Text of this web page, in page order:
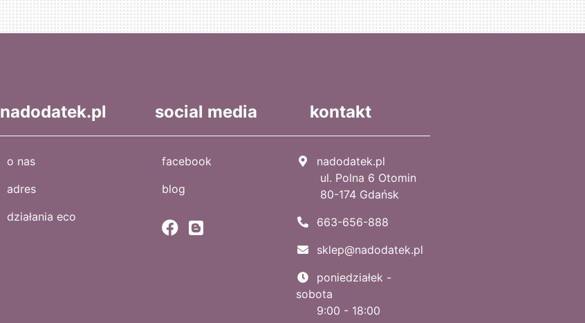
nadodatek.pl
o nas
adres
działania eco
social media
facebook
blog
kontakt
nadodatek.pl
ul. Polna 6 Otomin
80-174 Gdańsk
663-656-888
sklep@nadodatek.pl
poniedziałek -
sobota
9:00 - 18:00